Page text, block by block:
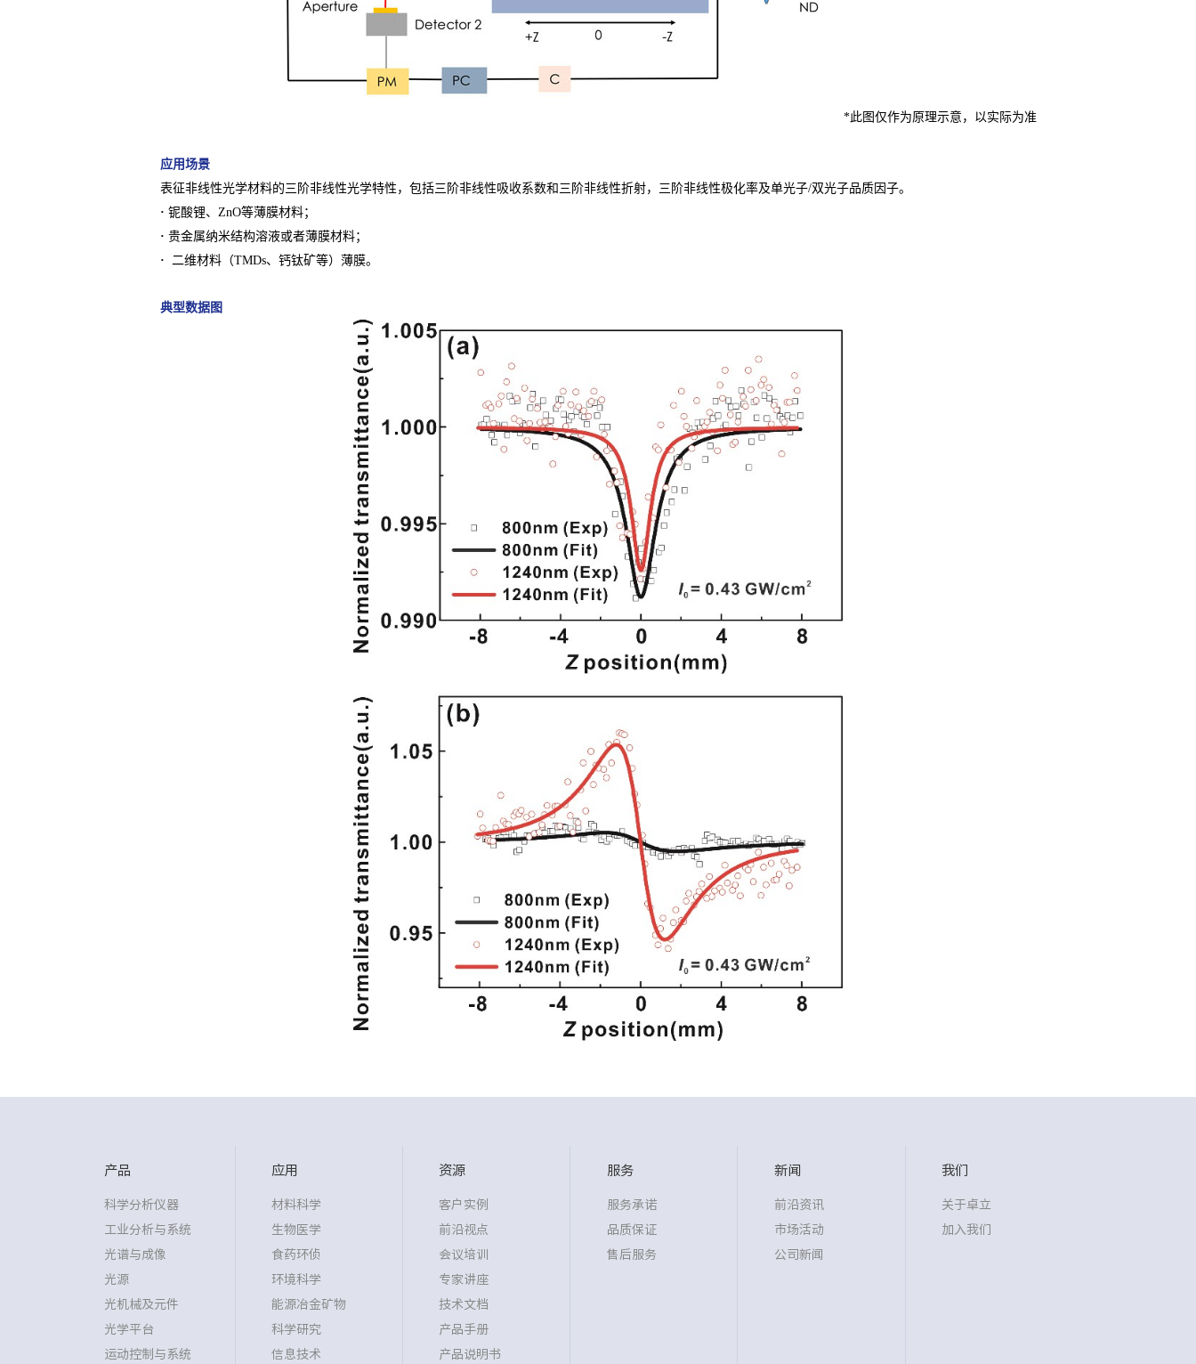
*此图仅作为原理示意，以实际为准
应用场景
表征非线性光学材料的三阶非线性光学特性，包括三阶非线性吸收系数和三阶非线性折射，三阶非线性极化率及单光子/双光子品质因子。
· 铌酸锂、ZnO等薄膜材料；
· 贵金属纳米结构溶液或者薄膜材料；
·
二维材料（TMDs、钙钛矿等）薄膜。
典型数据图
产品
科学分析仪器
工业分析与系统
光谱与成像
光源
光机械及元件
光学平台
运动控制与系统
应用
材料科学
生物医学
食药环侦
环境科学
能源冶金矿物
科学研究
信息技术
资源
客户实例
前沿视点
会议培训
专家讲座
技术文档
产品手册
产品说明书
服务
服务承诺
品质保证
售后服务
新闻
前沿资讯
市场活动
公司新闻
我们
关于卓立
加入我们